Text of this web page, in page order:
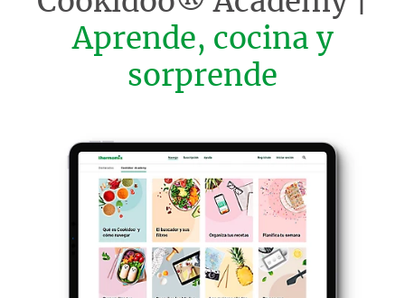
Aprende, cocina y
sorprende